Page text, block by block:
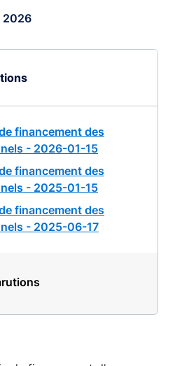
2026
financement des
- 2026-01-15
financement des
- 2025-01-15
financement des
- 2025-06-17